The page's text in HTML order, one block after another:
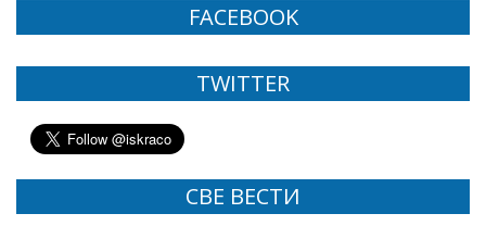
FACEBOOK
TWITTER
СВЕ ВЕСТИ